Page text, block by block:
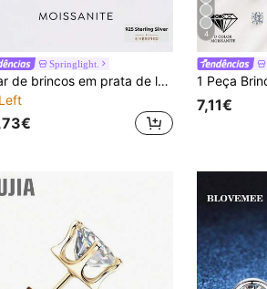
Springlight.
1 par de brincos em prata de lei 925 com 5 diamantes de moissanita, joia romântica e elegante para presentear mulheres, ideal para o Dia dos Namorados, formaturas e encontros românticos.
4
7,11€